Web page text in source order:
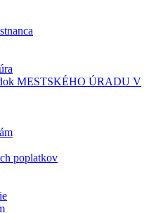
MESTSKÉHO ÚRADU V
poplatkov